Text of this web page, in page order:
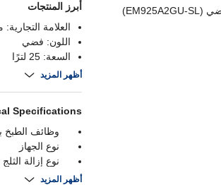
أبرز المنتجات
العلامة التجارية:
اللون: فضي
السعة: 25 لترًا
الميزات الخاصة:
أظهر المزيد
Specifications
وظائف الطبخ
نوع الجهاز
نوع إزالة الثلج
القدرة بالواطأظهر المزيد